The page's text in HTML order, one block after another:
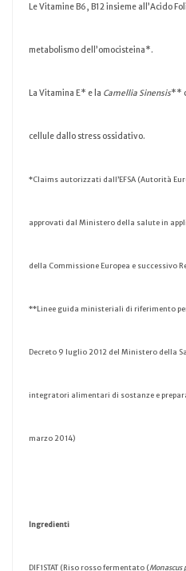
Le Vitamine B6, B12 insieme all’Acido
metabolismo dell’omocisteina*.
La Vitamina E* e la Camellia Sinensis**
cellule dallo stress ossidativo.
*Claims autorizzati dall’EFSA (Autorità
approvati dal Ministero della salute in
della Commissione Europea e successivo
**Linee guida ministeriali di riferimento
Decreto 9 luglio 2012 del Ministero della
integratori alimentari di sostanze e
marzo 2014)
Ingredienti
DIF1STAT (Riso rosso fermentato (Monascus